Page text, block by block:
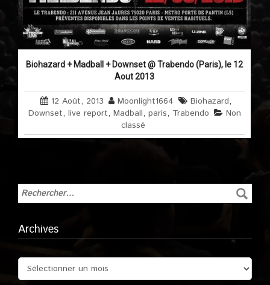
Biohazard + Madball + Downset @ Trabendo (Paris), le 12
Aout 2013
12 Août, 2013 Moonlight1664 Biohazard,
Downset, live report, Madball, paris, Trabendo
Non
classé
Archives